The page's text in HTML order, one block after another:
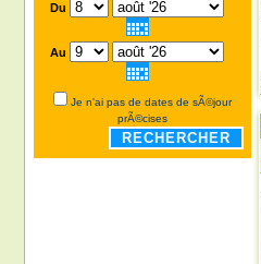
Du
Au
Je n'ai pas de dates de sÃ©jour
prÃ©cises
RECHERCHER